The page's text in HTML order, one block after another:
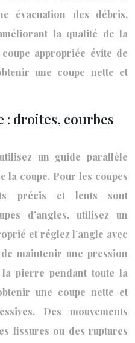
évacuation des débris,
la qualité de la
appropriée évite de
une coupe nette et
: droites, courbes
un guide parallèle
la coupe. Pour les coupes
précis et lents sont
d’angles, utilisez un
et réglez l’angle avec
maintenir une pression
pierre pendant toute la
une coupe nette et
Des mouvements
fissures ou des ruptures